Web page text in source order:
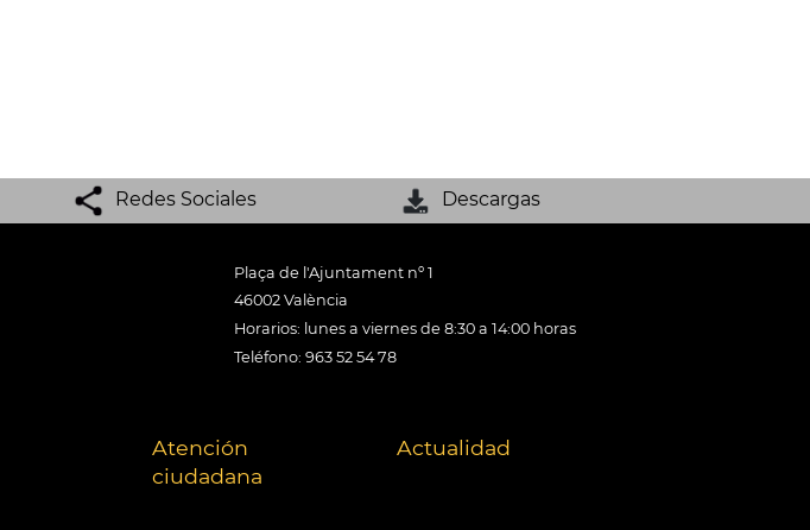
Redes Sociales Descargas
Plaça de l'Ajuntament nº 1
46002 València
Horarios: lunes a viernes de 8:30 a 14:00 horas
Teléfono: 963 52 54 78
Atención
ciudadana
Actualidad